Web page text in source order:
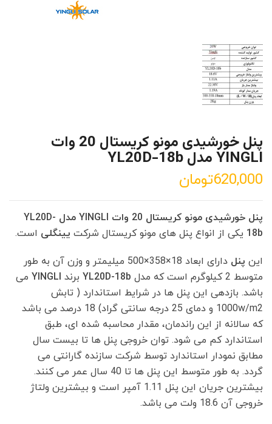
پنل خورشیدی مونو کریستال 20 وات
YINGLI مدل YL20D-18b
620,000تومان
پنل خورشیدی مونو کریستال 20 وات YINGLI مدل YL20D-
18b یکی از انواع پنل های مونو کریستال شرکت یینگلی است.
این پنل
دارای ابعاد 18×358×500 میلیمتر و وزن آن به طور
متوسط 2 کیلوگرم است که مدل
YL20D-18b برند YINGLI می
باشد. بازدهی این پنل ها در شرایط استاندارد ( تابش
1000w/m2 و دمای 25 درجه سانتی گراد) 18 درصد می باشد
که سالانه از این راندمان، مقدار محاسبه شده ای، طبق
استاندارد کم می شود. توان خروجی پنل ها تا بیست سال
مطابق نمودار استاندارد توسط شرکت سازنده گارانتی می
گردد. به طور متوسط این پنل ها تا 40 سال عمر می کنند.
بیشترین جریان این پنل 1.11 آمپر است و بیشترین ولتاژ
خروجی آن 18.6 ولت می باشد.